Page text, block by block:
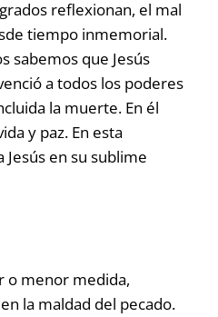
reflexionan, el mal
tiempo inmemorial.
sabemos que Jesús
a todos los poderes
la muerte. En él
y paz. En esta
en su sublime
o menor medida,
la maldad del pecado.